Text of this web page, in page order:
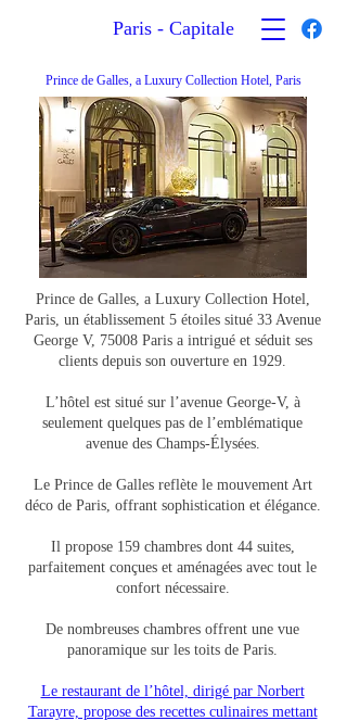
Paris - Capitale
Prince de Galles, a Luxury Collection Hotel, Paris
Prince de Galles, a Luxury Collection Hotel,
Paris, un établissement 5 étoiles situé 33 Avenue
George V, 75008 Paris a intrigué et séduit ses
clients depuis son ouverture en 1929.
L’hôtel est situé sur l’avenue George-V, à
seulement quelques pas de l’emblématique
avenue des Champs-Élysées.
Le Prince de Galles reflète le mouvement Art
déco de Paris, offrant sophistication et élégance.
Il propose 159 chambres dont 44 suites,
parfaitement conçues et aménagées avec tout le
confort nécessaire.
De nombreuses chambres offrent une vue
panoramique sur les toits de Paris.
Le restaurant de l’hôtel, dirigé par Norbert
Tarayre, propose des recettes culinaires mettant